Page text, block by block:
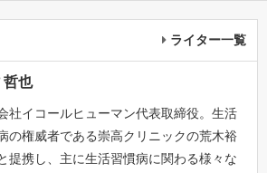
ライター一覧
哲也
社イコールヒューマン代表取締役。生活
の権威者である崇高クリニックの荒木裕
提携し、主に生活習慣病に関わる様々な